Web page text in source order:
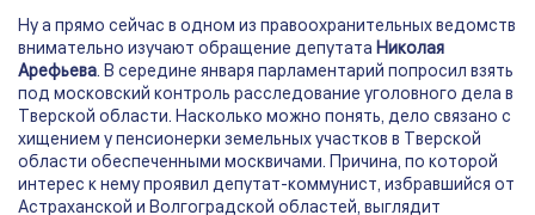
Ну а прямо сейчас в одном из правоохранительных ведомств
внимательно изучают обращение депутата Николая
Арефьева. В середине января парламентарий попросил взять
под московский контроль расследование уголовного дела в
Тверской области. Насколько можно понять, дело связано с
хищением у пенсионерки земельных участков в Тверской
области обеспеченными москвичами. Причина, по которой
интерес к нему проявил депутат-коммунист, избравшийся от
Астраханской и Волгоградской областей, выглядит